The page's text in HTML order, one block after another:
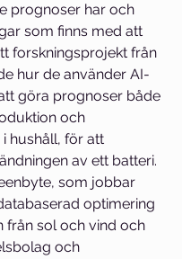
prognoser har och
som finns med att
forskningsprojekt från
hur de använder AI-
göra prognoser både
och
hushåll, för att
av ett batteri.
som jobbar
optimering
från sol och vind och
och